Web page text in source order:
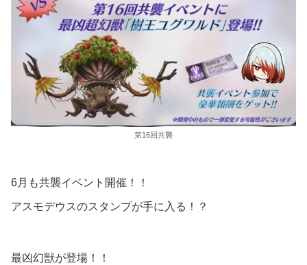
第16回共襲
6月も共襲イベント開催！！
アスモデウスのスタンプが手に入る！？
最凶幻獣が登場！！